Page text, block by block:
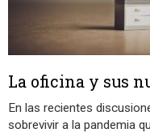
La oficina y sus
En las recientes
sobrevivir a la pandemia